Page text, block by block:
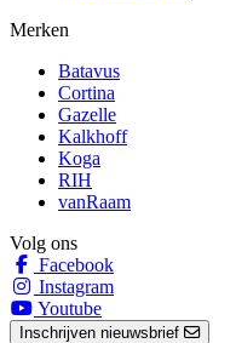
Merken
Batavus
Cortina
Gazelle
Kalkhoff
Koga
RIH
vanRaam
Volg ons
Facebook
Instagram
Youtube
Inschrijven nieuwsbrief